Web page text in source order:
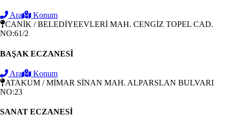
Ara
Konum
CANİK / BELEDİYEEVLERİ MAH. CENGİZ TOPEL CAD.
NO:61/2
BAŞAK ECZANESİ
Ara
Konum
ATAKUM / MİMAR SİNAN MAH. ALPARSLAN BULVARI
NO:23
SANAT ECZANESİ